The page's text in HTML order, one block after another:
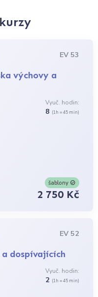
EV 53
výchovy a
Vyuč. hodin:
8 (1h = 45 min)
šablony
2 750 Kč
EV 52
dospívajících
Vyuč. hodin:
2 (1h = 45 min)